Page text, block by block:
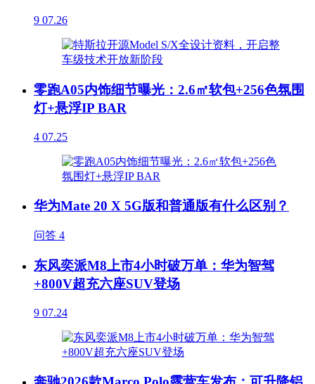
9 07.26
零跑A05内饰细节曝光：2.6㎡软包+256色氛围
灯+悬浮IP BAR
4 07.25
华为Mate 20 X 5G版和普通版有什么区别？
问答 4
东风奕派M8上市4小时破万单：华为智驾
+800V超充六座SUV登场
9 07.24